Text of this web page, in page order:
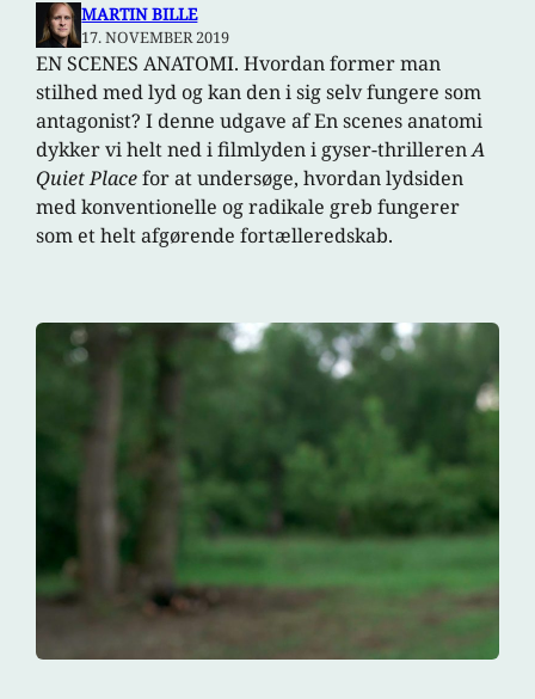
MARTIN BILLE
17. NOVEMBER 2019
EN SCENES ANATOMI. Hvordan former man
stilhed med lyd og kan den i sig selv fungere som
antagonist? I denne udgave af En scenes anatomi
dykker vi helt ned i filmlyden i gyser-thrillerenA
Quiet Placefor at undersøge, hvordan lydsiden
med konventionelle og radikale greb fungerer
som et helt afgørende fortælleredskab.